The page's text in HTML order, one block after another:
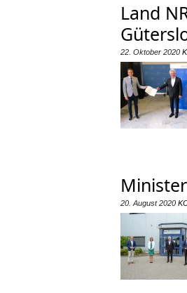
Land
22. Oktober 2020
20. August 2020